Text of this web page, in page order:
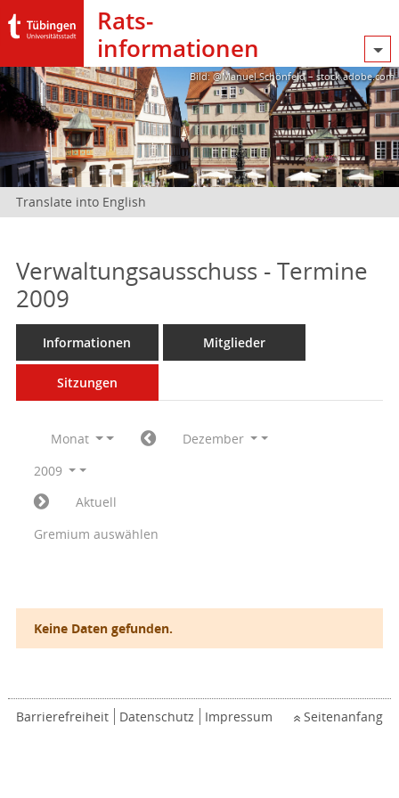
Rats­
informationen
Bild: @Manuel Schönfeld – stock.adobe.com
Translate into English
Verwaltungsausschuss - Termine
2009
Informationen Mitglieder
Sitzungen
Monat
Dezember
2009
Aktuell
Gremium auswählen
Keine Daten gefunden.
Barrierefreiheit Datenschutz Impressum Seitenanfang